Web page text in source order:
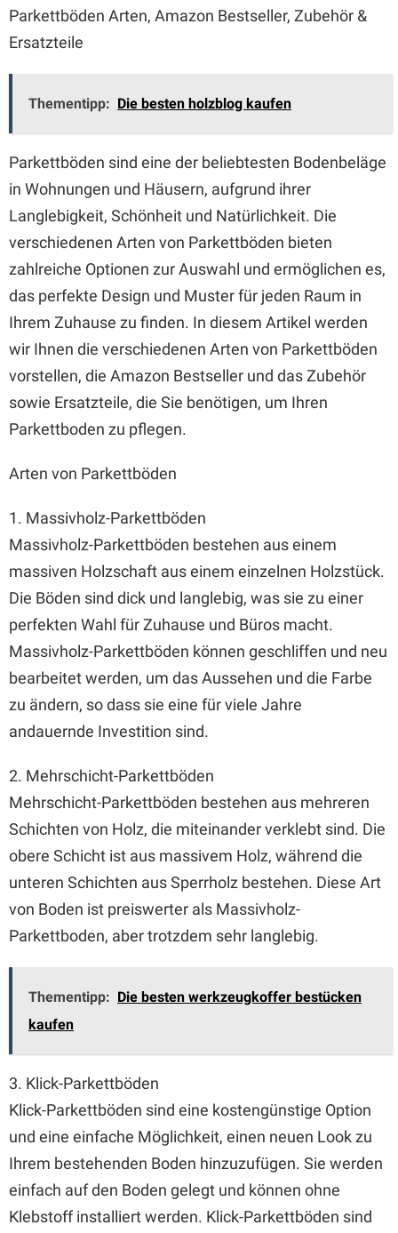
Parkettböden Arten, Amazon Bestseller, Zubehör &
Ersatzteile
Thementipp: Die besten holzblog kaufen
Parkettböden sind eine der beliebtesten Bodenbeläge
in Wohnungen und Häusern, aufgrund ihrer
Langlebigkeit, Schönheit und Natürlichkeit. Die
verschiedenen Arten von Parkettböden bieten
zahlreiche Optionen zur Auswahl und ermöglichen es,
das perfekte Design und Muster für jeden Raum in
Ihrem Zuhause zu finden. In diesem Artikel werden
wir Ihnen die verschiedenen Arten von Parkettböden
vorstellen, die Amazon Bestseller und das Zubehör
sowie Ersatzteile, die Sie benötigen, um Ihren
Parkettboden zu pflegen.
Arten von Parkettböden
1. Massivholz-Parkettböden
Massivholz-Parkettböden bestehen aus einem
massiven Holzschaft aus einem einzelnen Holzstück.
Die Böden sind dick und langlebig, was sie zu einer
perfekten Wahl für Zuhause und Büros macht.
Massivholz-Parkettböden können geschliffen und neu
bearbeitet werden, um das Aussehen und die Farbe
zu ändern, so dass sie eine für viele Jahre
andauernde Investition sind.
2. Mehrschicht-Parkettböden
Mehrschicht-Parkettböden bestehen aus mehreren
Schichten von Holz, die miteinander verklebt sind. Die
obere Schicht ist aus massivem Holz, während die
unteren Schichten aus Sperrholz bestehen. Diese Art
von Boden ist preiswerter als Massivholz-
Parkettboden, aber trotzdem sehr langlebig.
Thementipp: Die besten werkzeugkoffer bestücken
kaufen
3. Klick-Parkettböden
Klick-Parkettböden sind eine kostengünstige Option
und eine einfache Möglichkeit, einen neuen Look zu
Ihrem bestehenden Boden hinzuzufügen. Sie werden
einfach auf den Boden gelegt und können ohne
Klebstoff installiert werden. Klick-Parkettböden sind